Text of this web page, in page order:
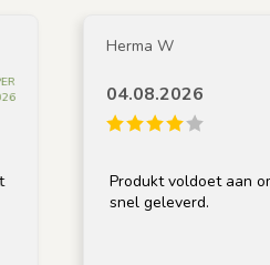
Herma W
04.08.2026
Produkt voldoet aan
snel geleverd.